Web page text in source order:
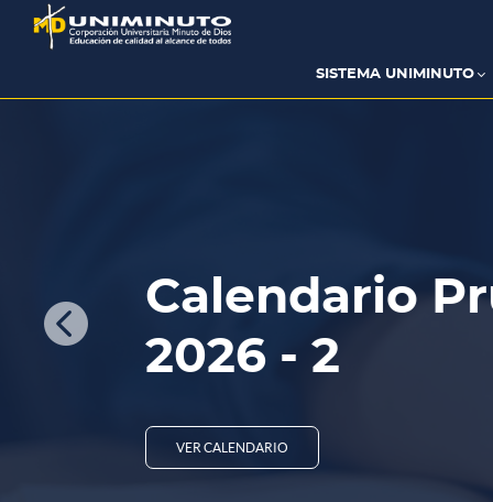
contenido
SISTEMA UNIMINUTO
Calendario
2026 - 2
